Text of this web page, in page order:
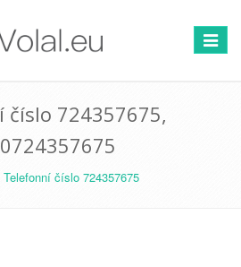
číslo 724357675,
Telefonní číslo 724357675